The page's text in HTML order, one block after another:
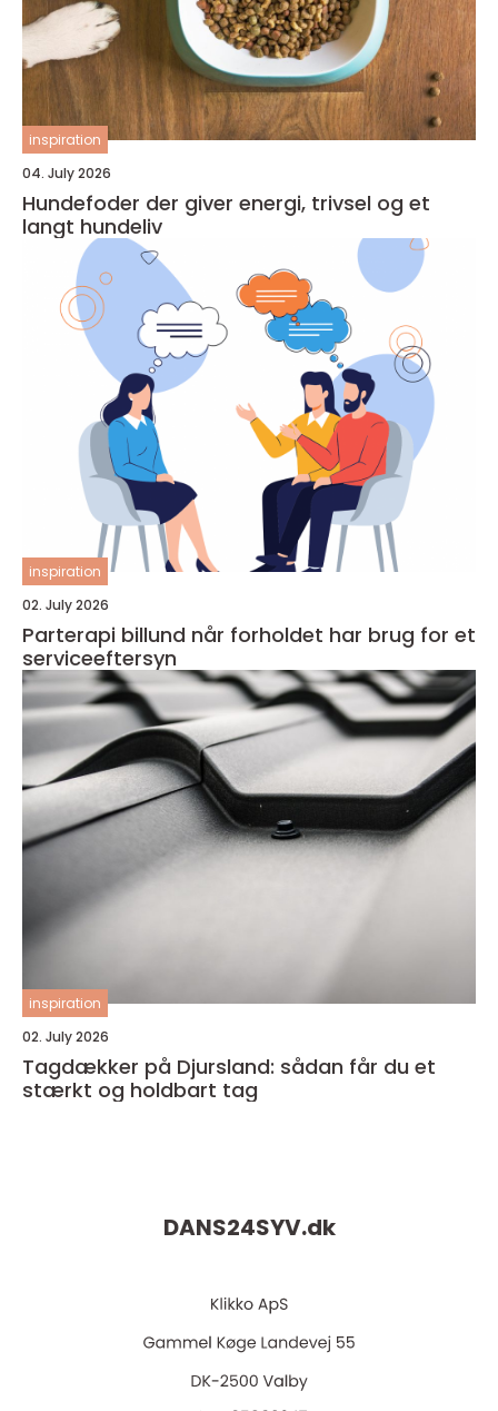
inspiration
04. July 2026
Hundefoder der giver energi, trivsel og et
langt hundeliv
inspiration
02. July 2026
Parterapi billund når forholdet har brug for et
serviceeftersyn
inspiration
02. July 2026
Tagdækker på Djursland: sådan får du et
stærkt og holdbart tag
DANS24SYV.dk